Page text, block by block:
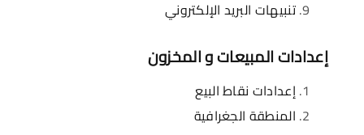
تنبيهات البريد الإلكتروني
إعدادات المبيعات و المخزون
إعدادات نقاط البيع
المنطقة الجغرافية